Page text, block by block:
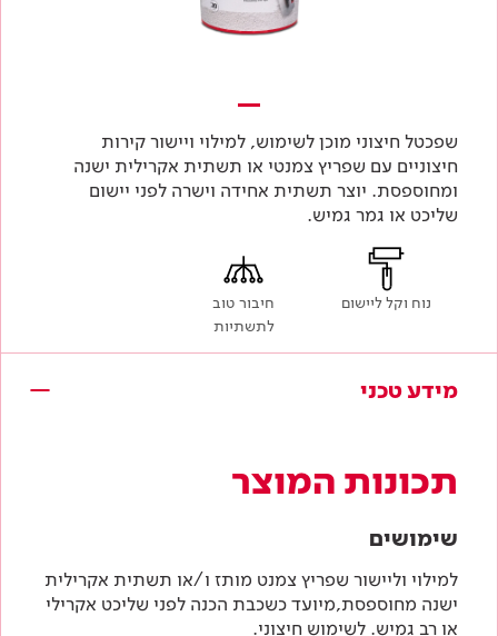
שפכטל חיצוני מוכן לשימוש, למילוי ויישור קירות
חיצוניים עם שפריץ צמנטי או תשתית אקרילית ישנה
ומחוספסת. יוצר תשתית אחידה וישרה לפני יישום
שליכט או גמר גמיש.
נוח וקל ליישום
חיבור טוב
לתשתיות
מידע טכני
תכונות המוצר
שימושים
למילוי וליישור שפריץ צמנט מותז ו/או תשתית אקרילית
ישנה מחוספסת,מיועד כשכבת הכנה לפני שליכט אקרילי
או רב גמיש. לשימוש חיצוני.